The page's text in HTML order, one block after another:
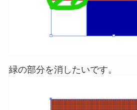
緑の部分を消したいです。